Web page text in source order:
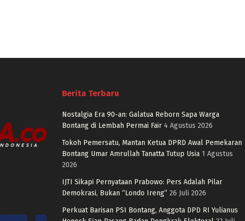
Berita Terbaru
Nostalgia Era 90-an: Galatua Reborn Sapa Warga
Bontang di Lembah Permai Fair 4 Agustus 2026
Tokoh Pemersatu, Mantan Ketua DPRD Awal Pemekaran
Bontang Umar Amrullah Tanatta Tutup Usia 1 Agustus
2026
IJTI Sikapi Pernyataan Prabowo: Pers Adalah Pilar
Demokrasi, Bukan “Londo Ireng” 26 Juli 2026
Perkuat Barisan PSI Bontang, Anggota DPD RI Yulianus